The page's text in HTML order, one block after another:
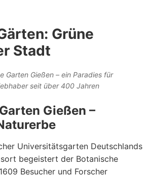
Grüne
Stadt
Garten Gießen – ein Paradies für
seit über 400 Jahren
Gießen –
Universitätsgarten Deutschlands
begeistert der Botanische
Besucher und Forscher